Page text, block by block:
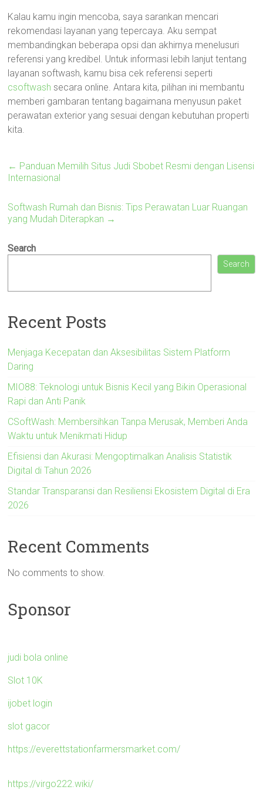
Kalau kamu ingin mencoba, saya sarankan mencari
rekomendasi layanan yang tepercaya. Aku sempat
membandingkan beberapa opsi dan akhirnya menelusuri
referensi yang kredibel. Untuk informasi lebih lanjut tentang
layanan softwash, kamu bisa cek referensi seperti
csoftwash secara online. Antara kita, pilihan ini membantu
memberi gambaran tentang bagaimana menyusun paket
perawatan exterior yang sesuai dengan kebutuhan properti
kita.
← Panduan Memilih Situs Judi Sbobet Resmi dengan Lisensi
Internasional
Softwash Rumah dan Bisnis: Tips Perawatan Luar Ruangan
yang Mudah Diterapkan →
Search
Search
Recent Posts
Menjaga Kecepatan dan Aksesibilitas Sistem Platform
Daring
MIO88: Teknologi untuk Bisnis Kecil yang Bikin Operasional
Rapi dan Anti Panik
CSoftWash: Membersihkan Tanpa Merusak, Memberi Anda
Waktu untuk Menikmati Hidup
Efisiensi dan Akurasi: Mengoptimalkan Analisis Statistik
Digital di Tahun 2026
Standar Transparansi dan Resiliensi Ekosistem Digital di Era
2026
Recent Comments
No comments to show.
Sponsor
judi bola online
Slot 10K
ijobet login
slot gacor
https://everettstationfarmersmarket.com/
https://virgo222.wiki/